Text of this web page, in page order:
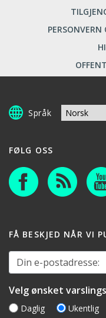
PERSONVERN
Språk
FØLG OSS
FÅ BESKJED NÅR VI
Din e-postadresse:
Velg ønsket
Daglig Ukentlig